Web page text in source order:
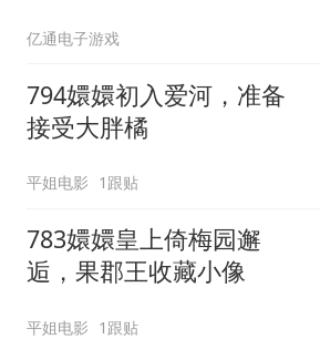
亿通电子游戏
794嬛嬛初入爱河，准备
接受大胖橘
平姐电影 1跟贴
783嬛嬛皇上倚梅园邂
逅，果郡王收藏小像
平姐电影 1跟贴